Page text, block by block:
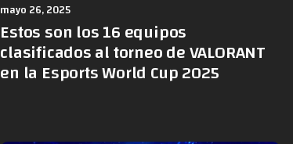
mayo 26, 2025
Estos son los 16 equipos
clasificados al torneo de VALORANT
en la Esports World Cup 2025